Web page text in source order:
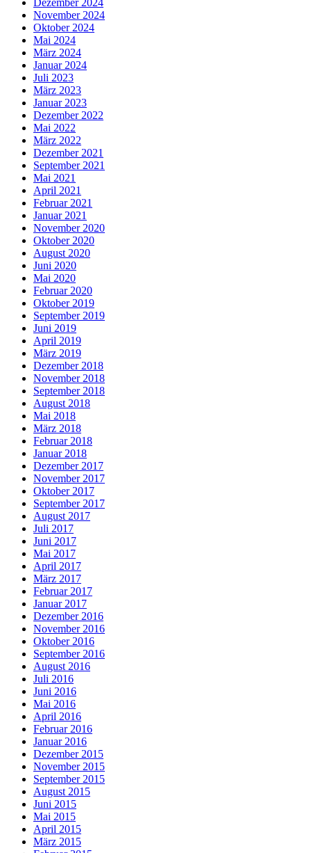
November 2024
Oktober 2024
Mai 2024
März 2024
Januar 2024
Juli 2023
März 2023
Januar 2023
Dezember 2022
Mai 2022
März 2022
Dezember 2021
September 2021
Mai 2021
April 2021
Februar 2021
Januar 2021
November 2020
Oktober 2020
August 2020
Juni 2020
Mai 2020
Februar 2020
Oktober 2019
September 2019
Juni 2019
April 2019
März 2019
Dezember 2018
November 2018
September 2018
August 2018
Mai 2018
März 2018
Februar 2018
Januar 2018
Dezember 2017
November 2017
Oktober 2017
September 2017
August 2017
Juli 2017
Juni 2017
Mai 2017
April 2017
März 2017
Februar 2017
Januar 2017
Dezember 2016
November 2016
Oktober 2016
September 2016
August 2016
Juli 2016
Juni 2016
Mai 2016
April 2016
Februar 2016
Januar 2016
Dezember 2015
November 2015
September 2015
August 2015
Juni 2015
Mai 2015
April 2015
März 2015